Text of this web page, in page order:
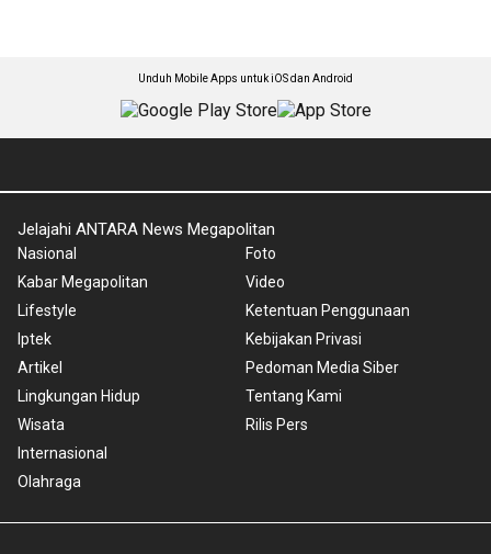
Unduh Mobile Apps untuk iOS dan Android
Jelajahi ANTARA News Megapolitan
Nasional
Kabar Megapolitan
Lifestyle
Iptek
Artikel
Lingkungan Hidup
Wisata
Internasional
Olahraga
Foto
Video
Ketentuan Penggunaan
Kebijakan Privasi
Pedoman Media Siber
Tentang Kami
Rilis Pers